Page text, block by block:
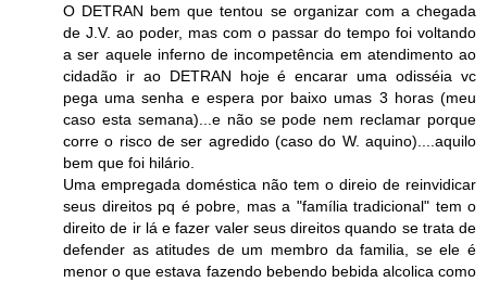
O DETRAN bem que tentou se organizar com a chegada
de J.V. ao poder, mas com o passar do tempo foi voltando
a ser aquele inferno de incompetência em atendimento ao
cidadão ir ao DETRAN hoje é encarar uma odisséia vc
pega uma senha e espera por baixo umas 3 horas (meu
caso esta semana)...e não se pode nem reclamar porque
corre o risco de ser agredido (caso do W. aquino)....aquilo
bem que foi hilário.
Uma empregada doméstica não tem o direio de reinvidicar
seus direitos pq é pobre, mas a "família tradicional" tem o
direito de ir lá e fazer valer seus direitos quando se trata de
defender as atitudes de um membro da familia, se ele é
menor o que estava fazendo bebendo bebida alcolica como